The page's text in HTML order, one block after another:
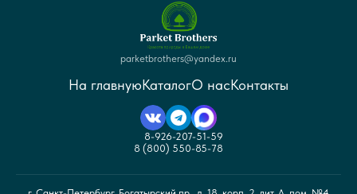
parketbrothers@yandex.ru
На главнуюКаталогО насКонтакты
8-926-207-51-59
8 (800) 550-85-78